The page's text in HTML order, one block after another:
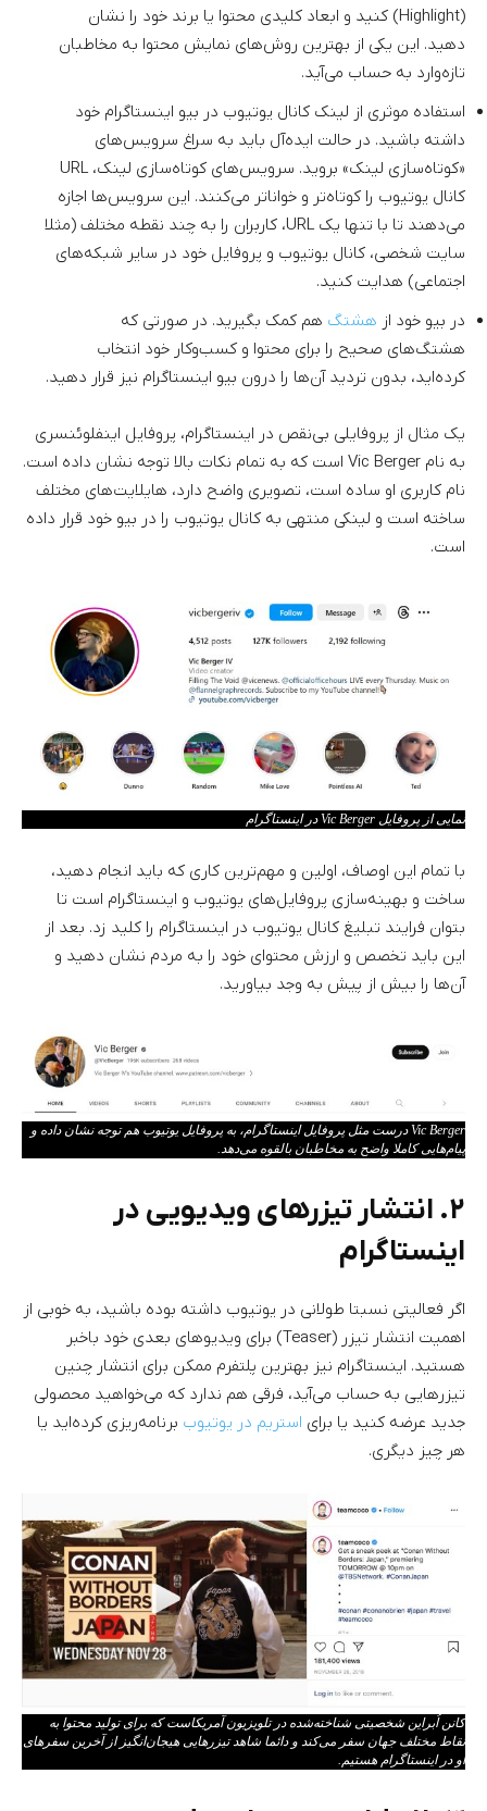
(Highlight) کنید و ابعاد کلیدی محتوا یا برند خود را نشان
دهید. این یکی از بهترین روش‌های نمایش محتوا به مخاطبان
تازه‌وارد به حساب می‌آید.
استفاده موثری از لینک کانال یوتیوب در بیو اینستاگرام خود
داشته باشید. در حالت ایده‌آل باید به سراغ سرویس‌های
«کوتاه‌سازی لینک» بروید. سرویس‌های کوتاه‌سازی لینک، URL
کانال یوتیوب را کوتاه‌تر و خواناتر می‌کنند. این سرویس‌ها اجازه
می‌دهند تا با تنها یک URL، کاربران را به چند نقطه مختلف (مثلا
سایت شخصی، کانال یوتیوب و پروفایل خود در سایر شبکه‌های
اجتماعی) هدایت کنید.
در بیو خود از هشتگ هم کمک بگیرید. در صورتی که
هشتگ‌های صحیح را برای محتوا و کسب‌وکار خود انتخاب
کرده‌اید، بدون تردید آن‌ها را درون بیو اینستاگرام نیز قرار دهید.
یک مثال از پروفایلی بی‌نقص در اینستاگرام، پروفایل اینفلوئنسری
به نام Vic Berger است که به تمام نکات بالا توجه نشان داده است.
نام کاربری او ساده است، تصویری واضح دارد، هایلایت‌های مختلف
ساخته است و لینکی منتهی به کانال یوتیوب را در بیو خود قرار داده
است.
نمایی از پروفایل Vic Berger در اینستاگرام
با تمام این اوصاف، اولین و مهم‌ترین کاری که باید انجام دهید،
ساخت و بهینه‌سازی پروفایل‌های یوتیوب و اینستاگرام است تا
بتوان فرایند تبلیغ کانال یوتیوب در اینستاگرام را کلید زد. بعد از
این باید تخصص و ارزش محتوای خود را به مردم نشان دهید و
آن‌ها را بیش از پیش به وجد بیاورید.
Vic Berger درست مثل پروفایل اینستاگرام، به پروفایل یوتیوب هم توجه نشان داده و
پیام‌هایی کاملا واضح به مخاطبان بالقوه می‌دهد.
۲. انتشار تیزرهای ویدیویی در
اینستاگرام
اگر فعالیتی نسبتا طولانی در یوتیوب داشته بوده باشید، به خوبی از
اهمیت انتشار تیزر (Teaser) برای ویدیوهای بعدی خود باخبر
هستید. اینستاگرام نیز بهترین پلتفرم ممکن برای انتشار چنین
تیزرهایی به حساب می‌آید، فرقی هم ندارد که می‌خواهید محصولی
جدید عرضه کنید یا برای استریم در یوتیوب برنامه‌ریزی کرده‌اید یا
هر چیز دیگری.
کانن اُبراین شخصیتی شناخته‌شده در تلویزیون آمریکاست که برای تولید محتوا به
نقاط مختلف جهان سفر می‌کند و دائما شاهد تیزرهایی هیجان‌انگیز از آخرین سفرهای
او در اینستاگرام هستیم.